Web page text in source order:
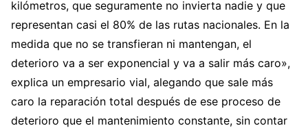
kilómetros, que seguramente no invierta nadie y que
representan casi el 80% de las rutas nacionales. En la
medida que no se transfieran ni mantengan, el
deterioro va a ser exponencial y va a salir más caro»,
explica un empresario vial, alegando que sale más
caro la reparación total después de ese proceso de
deterioro que el mantenimiento constante, sin contar